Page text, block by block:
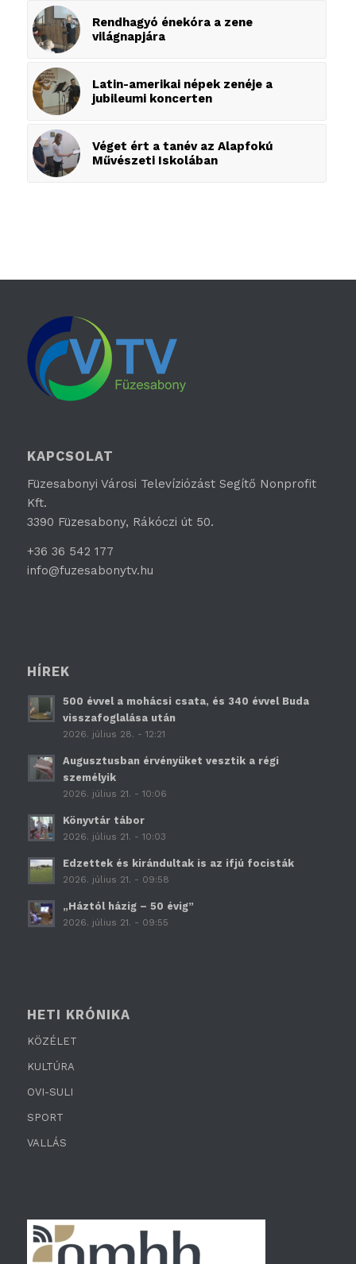
Rendhagyó énekóra a zene
világnapjára
Latin-amerikai népek zenéje a
jubileumi koncerten
Véget ért a tanév az Alapfokú
Művészeti Iskolában
KAPCSOLAT
Füzesabonyi Városi Televíziózást Segítő Nonprofit
Kft.
3390 Füzesabony, Rákóczi út 50.
+36 36 542 177
info@fuzesabonytv.hu
HÍREK
500 évvel a mohácsi csata, és 340 évvel Buda
visszafoglalása után
2026. július 28. - 12:21
Augusztusban érvényüket vesztik a régi
személyik
2026. július 21. - 10:06
Könyvtár tábor
2026. július 21. - 10:03
Edzettek és kirándultak is az ifjú focisták
2026. július 21. - 09:58
„Háztól házig – 50 évig”
2026. július 21. - 09:55
HETI KRÓNIKA
KÖZÉLET
KULTÚRA
OVI-SULI
SPORT
VALLÁS